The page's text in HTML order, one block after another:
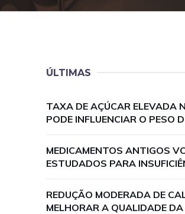
ÚLTIMAS
TAXA DE AÇÚCAR ELEVADA
PODE INFLUENCIAR O PESO
MEDICAMENTOS ANTIGOS
ESTUDADOS PARA
REDUÇÃO MODERADA DE
MELHORAR A QUALIDADE